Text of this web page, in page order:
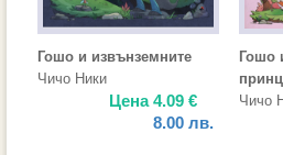
Гошо и извънземните
Чичо Ники
Цена4.09 €
8.00 лв.
Гошо
Чичо